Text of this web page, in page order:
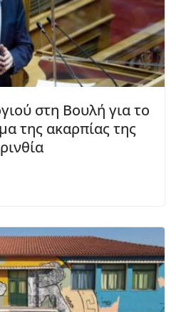
στη Βουλή για το
της ακαρπίας της